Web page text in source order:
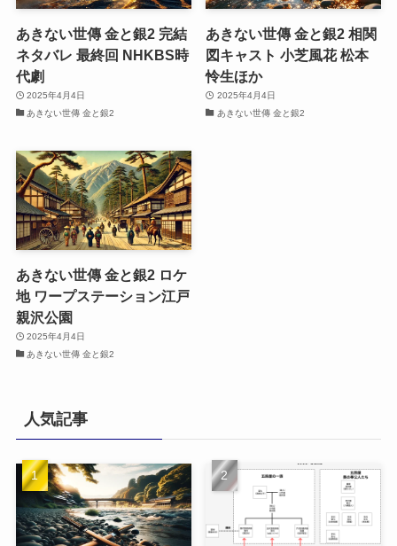
あきない世傳 金と銀2 完結
ネタバレ 最終回 NHKBS時
代劇
2025年4月4日
あきない世傳 金と銀2
あきない世傳 金と銀2 相関
図キャスト 小芝風花 松本
怜生ほか
2025年4月4日
あきない世傳 金と銀2
あきない世傳 金と銀2 ロケ
地 ワープステーション江戸
親沢公園
2025年4月4日
あきない世傳 金と銀2
人気記事